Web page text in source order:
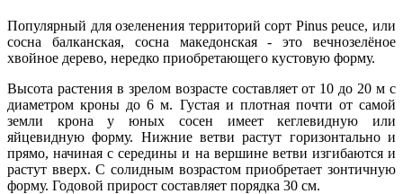
Популярный для озеленения территорий сорт Pinus peuce, или
сосна балканская, сосна македонская - это вечнозелёное
хвойное дерево, нередко приобретающего кустовую форму.
Высота растения в зрелом возрасте составляет от 10 до 20 м с
диаметром кроны до 6 м. Густая и плотная почти от самой
земли крона у юных сосен имеет кеглевидную или
яйцевидную форму. Нижние ветви растут горизонтально и
прямо, начиная с середины и на вершине ветви изгибаются и
растут вверх. С солидным возрастом приобретает зонтичную
форму. Годовой прирост составляет порядка 30 см.